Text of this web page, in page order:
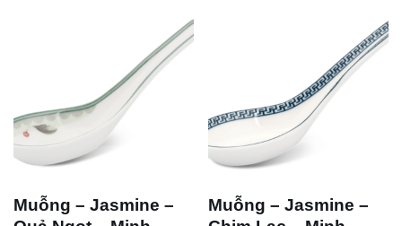
Muỗng – Jasmine –
Muỗng – Jasmine –